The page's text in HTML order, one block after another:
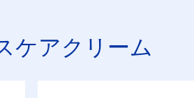
ケアクリーム